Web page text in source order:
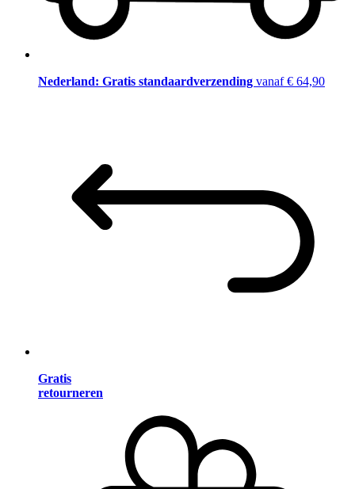
Nederland: Gratis standaardverzending vanaf € 64,90
Gratis
retourneren